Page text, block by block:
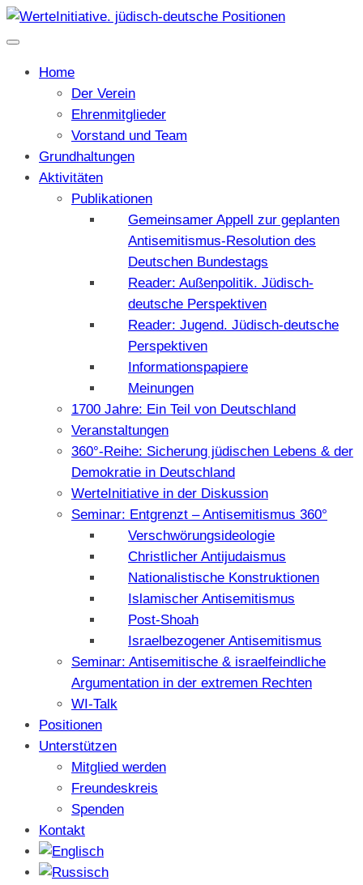
Home
Der Verein
Ehrenmitglieder
Vorstand und Team
Grundhaltungen
Aktivitäten
Publikationen
Gemeinsamer Appell zur geplanten
Antisemitismus-Resolution des
Deutschen Bundestags
Reader: Außenpolitik. Jüdisch-
deutsche Perspektiven
Reader: Jugend. Jüdisch-deutsche
Perspektiven
Informationspapiere
Meinungen
1700 Jahre: Ein Teil von Deutschland
Veranstaltungen
360°-Reihe: Sicherung jüdischen Lebens & der
Demokratie in Deutschland
WerteInitiative in der Diskussion
Seminar: Entgrenzt – Antisemitismus 360°
Verschwörungsideologie
Christlicher Antijudaismus
Nationalistische Konstruktionen
Islamischer Antisemitismus
Post-Shoah
Israelbezogener Antisemitismus
Seminar: Antisemitische & israelfeindliche
Argumentation in der extremen Rechten
WI-Talk
Positionen
Unterstützen
Mitglied werden
Freundeskreis
Spenden
Kontakt